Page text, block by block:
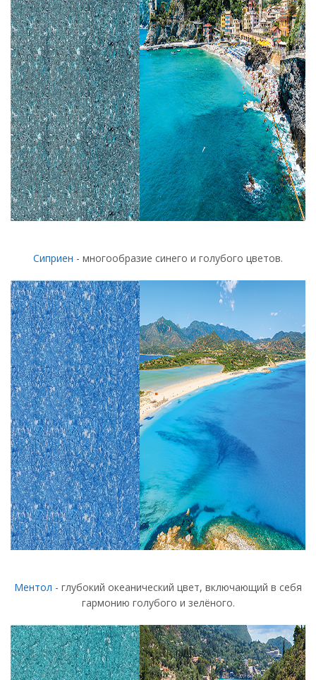
Сиприен - многообразие синего и голубого цветов.
Ментол - глубокий океанический цвет, включающий в себя
гармонию голубого и зелёного.